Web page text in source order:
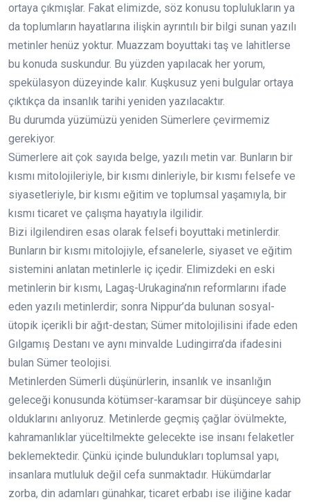
ortaya çıkmışlar. Fakat elimizde, söz konusu toplulukların ya
da toplumların hayatlarına ilişkin ayrıntılı bir bilgi sunan yazılı
metinler henüz yoktur. Muazzam boyuttaki taş ve lahitlerse
bu konuda suskundur. Bu yüzden yapılacak her yorum,
spekülasyon düzeyinde kalır. Kuşkusuz yeni bulgular ortaya
çıktıkça da insanlık tarihi yeniden yazılacaktır.
Bu durumda yüzümüzü yeniden Sümerlere çevirmemiz
gerekiyor.
Sümerlere ait çok sayıda belge, yazılı metin var. Bunların bir
kısmı mitolojileriyle, bir kısmı dinleriyle, bir kısmı felsefe ve
siyasetleriyle, bir kısmı eğitim ve toplumsal yaşamıyla, bir
kısmı ticaret ve çalışma hayatıyla ilgilidir.
Bizi ilgilendiren esas olarak felsefi boyuttaki metinlerdir.
Bunların bir kısmı mitolojiyle, efsanelerle, siyaset ve eğitim
sistemini anlatan metinlerle iç içedir. Elimizdeki en eski
metinlerin bir kısmı, Lagaş-Urukagina’nın reformlarını ifade
eden yazılı metinlerdir; sonra Nippur’da bulunan sosyal-
ütopik içerikli bir ağıt-destan; Sümer mitolojilisini ifade eden
Gılgamış Destanı ve aynı minvalde Ludingirra’da ifadesini
bulan Sümer teolojisi.
Metinlerden Sümerli düşünürlerin, insanlık ve insanlığın
geleceği konusunda kötümser-karamsar bir düşünceye sahip
olduklarını anlıyoruz. Metinlerde geçmiş çağlar övülmekte,
kahramanlıklar yüceltilmekte gelecekte ise insanı felaketler
beklemektedir. Çünkü içinde bulundukları toplumsal yapı,
insanlara mutluluk değil cefa sunmaktadır. Hükümdarlar
zorba, din adamları günahkar, ticaret erbabı ise iliğine kadar